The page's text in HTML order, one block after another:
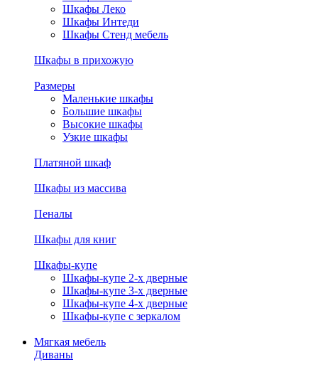
Шкафы Леко
Шкафы Интеди
Шкафы Стенд мебель
Шкафы в прихожую
Размеры
Маленькие шкафы
Большие шкафы
Высокие шкафы
Узкие шкафы
Платяной шкаф
Шкафы из массива
Пеналы
Шкафы для книг
Шкафы-купе
Шкафы-купе 2-х дверные
Шкафы-купе 3-х дверные
Шкафы-купе 4-х дверные
Шкафы-купе с зеркалом
Мягкая мебель
Диваны